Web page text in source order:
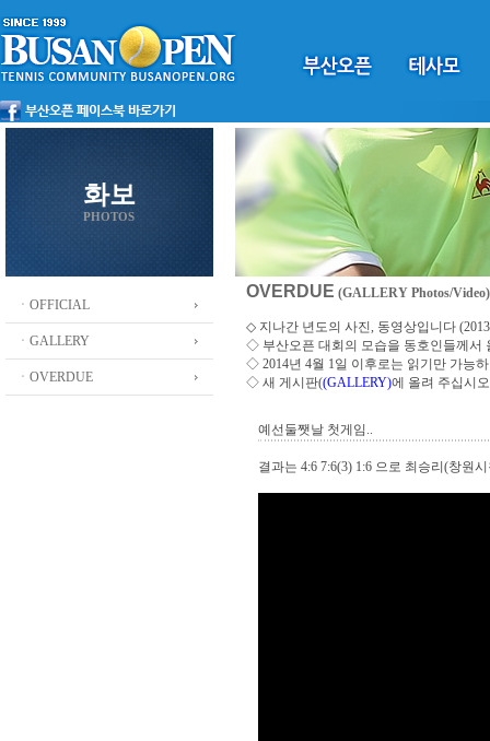
화보
PHOTOS
ㆍOFFICIAL
ㆍGALLERY
ㆍOVERDUE
OVERDUE (GALLERY Photos/Video)
◇ 지나간 년도의 사진, 동영상입니다
◇ 부산오픈 대회의 모습을 동호인들께서
◇ 2014년 4월 1일 이후로는 읽기만 가능
◇ 새 게시판((GALLERY)에 올려 주십시오
예선둘쨋날 첫게임..
결과는 4:6 7:6(3) 1:6 으로 최승리(창원